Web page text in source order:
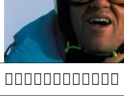
Po tragični nesreči odprli